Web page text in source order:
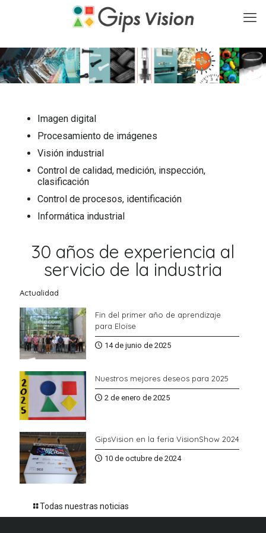
Imagen digital
Procesamiento de imágenes
Visión industrial
Control de calidad, medición, inspección,
clasificación
Control de procesos, identificación
Informática industrial
30 años de experiencia al
servicio de la industria
Actualidad
Fin del primer año de aprendizaje
para Eloïse
14 de junio de 2025
Nuestros mejores deseos para 2025
2 de enero de 2025
GipsVision en la feria VisionShow 2024
10 de octubre de 2024
Todas nuestras noticias